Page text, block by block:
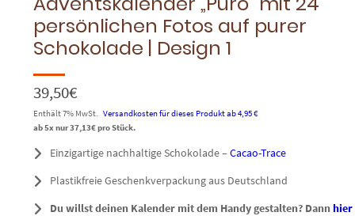
persönlichen Fotos auf purer
Schokolade | Design 1
39,50€
Enthält 7% MwSt.
Versandkosten für dieses Produkt ab 4,95 €
ab 5x nur37,13€pro Stück.
Einzigartige nachhaltige Schokolade –Cacao-Trace
Plastikfreie Geschenkverpackung aus Deutschland
Du willst deinen Kalender mit dem Handy gestalten? Dannhier